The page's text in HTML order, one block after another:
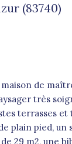
(83740)
maison de
très
terrasses
plain pied, un
29 m2, une